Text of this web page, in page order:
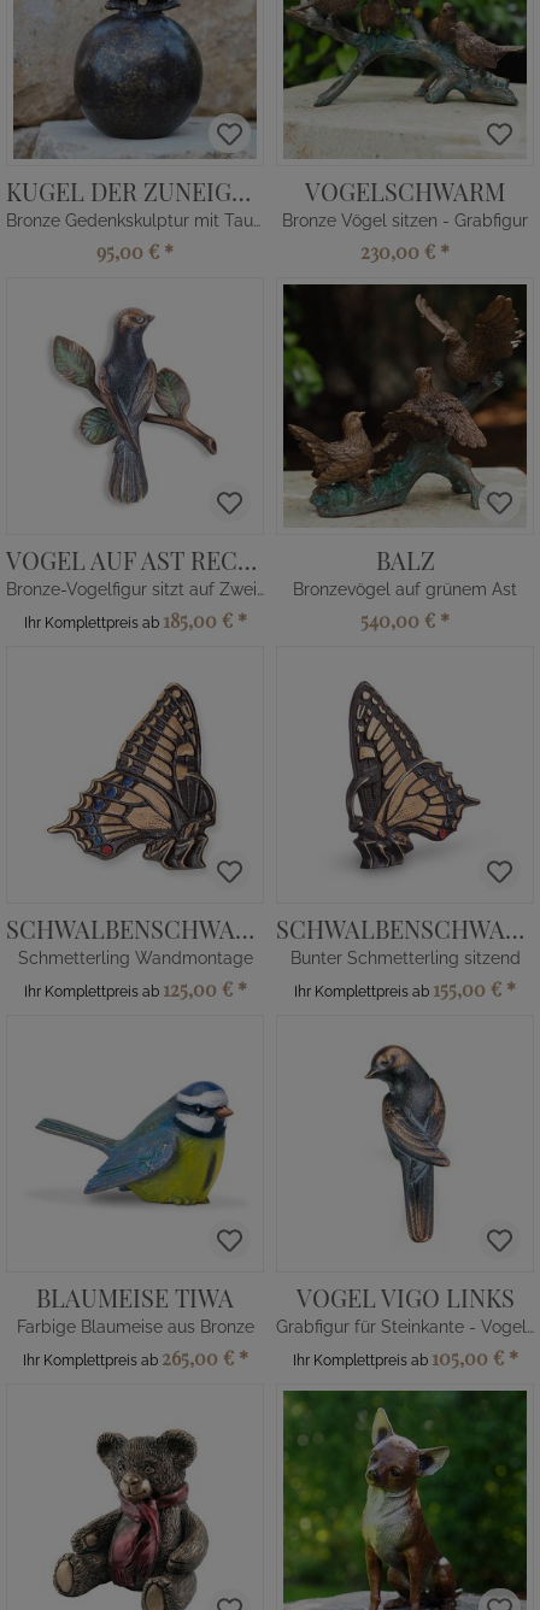
KUGEL DER ZUNEIGUNG
Bronze Gedenkskulptur mit Tauben
95,00 € *
VOGELSCHWARM
Bronze Vögel sitzen - Grabfigur
230,00 € *
VOGEL AUF AST RECHTS
Bronze-Vogelfigur sitzt auf Zweig
Ihr Komplettpreis ab 185,00 € *
BALZ
Bronzevögel auf grünem Ast
540,00 € *
SCHWALBENSCHWANZ HILA
Schmetterling Wandmontage
Ihr Komplettpreis ab 125,00 € *
SCHWALBENSCHWANZ LIRO
Bunter Schmetterling sitzend
Ihr Komplettpreis ab 155,00 € *
BLAUMEISE TIWA
Farbige Blaumeise aus Bronze
Ihr Komplettpreis ab 265,00 € *
VOGEL VIGO LINKS
Grabfigur für Steinkante - Vogelfigur
Ihr Komplettpreis ab 105,00 € *